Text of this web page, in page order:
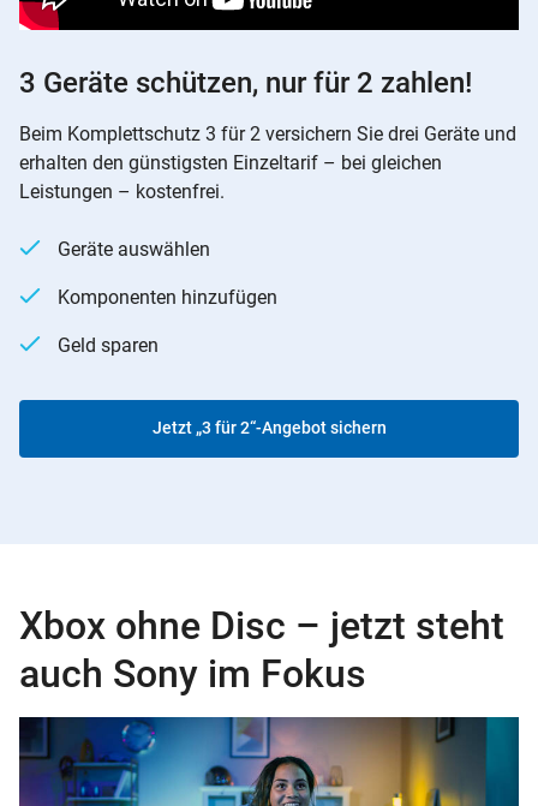
3 Geräte schützen, nur für 2 zahlen!
Beim Komplettschutz 3 für 2 versichern Sie drei Geräte und
erhalten den günstigsten Einzeltarif – bei gleichen
Leistungen – kostenfrei.
Geräte auswählen
Komponenten hinzufügen
Geld sparen
Jetzt „3 für 2“-Angebot sichern
Xbox ohne Disc – jetzt steht
auch Sony im Fokus